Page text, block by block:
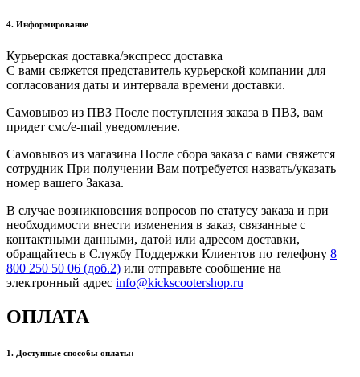
4. Информирование
Курьерская доставка/экспресс доставка
С вами свяжется представитель курьерской компании для
согласования даты и интервала времени доставки.
Самовывоз из ПВЗ После поступления заказа в ПВЗ, вам
придет смс/e-mail уведомление.
Самовывоз из магазина После сбора заказа с вами свяжется
сотрудник При получении Вам потребуется назвать/указать
номер вашего Заказа.
В случае возникновения вопросов по статусу заказа и при
необходимости внести изменения в заказ, связанные с
контактными данными, датой или адресом доставки,
обращайтесь в Службу Поддержки Клиентов по телефону 8
800 250 50 06 (доб.2) или отправьте сообщение на
электронный адрес info@kickscootershop.ru
ОПЛАТА
1. Доступные способы оплаты: